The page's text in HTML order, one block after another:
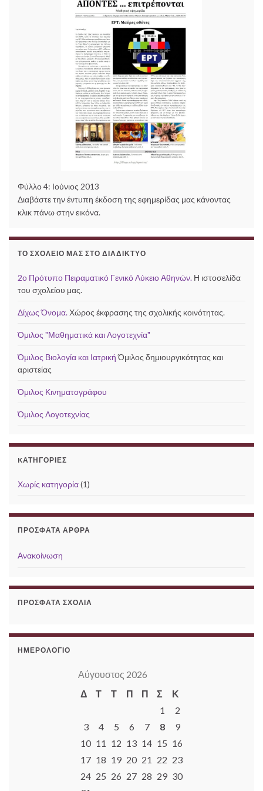
Φύλλο 4: Ιούνιος 2013
Διαβάστε την έντυπη έκδοση της εφημερίδας μας κάνοντας
κλικ πάνω στην εικόνα.
ΤΟ ΣΧΟΛΕΊΟ ΜΑΣ ΣΤΟ ΔΙΑΔΊΚΤΥΟ
2ο Πρότυπο Πειραματικό Γενικό Λύκειο Αθηνών. Η ιστοσελίδα
του σχολείου μας.
Δίχως Όνομα. Χώρος έκφρασης της σχολικής κοινότητας.
Όμιλος "Μαθηματικά και Λογοτεχνία"
Όμιλος Βιολογία και ΙατρικήΌμιλος δημιουργικότητας και
αριστείας
Όμιλος Κινηματογράφου
Όμιλος Λογοτεχνίας
KΑΤΗΓΟΡΊΕΣ
Χωρίς κατηγορία(1)
ΠΡΌΣΦΑΤΑ ΆΡΘΡΑ
Ανακοίνωση
ΠΡΌΣΦΑΤΑ ΣΧΌΛΙΑ
ΗΜΕΡΟΛΌΓΙΟ
Αύγουστος 2026
Δ
Τ Τ Π Π Σ
Κ
1
2
3
4 5 6 7 8
9
10 11 12 13 14 15 16
17 18 19 20 21 22 23
24 25 26 27 28 29 30